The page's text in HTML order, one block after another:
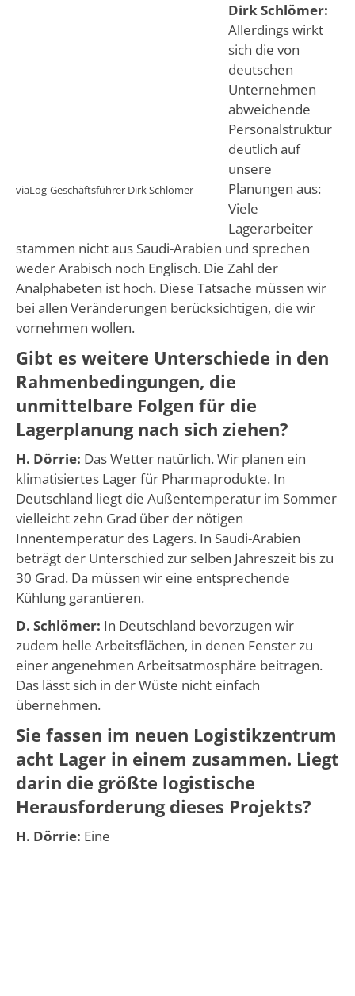
viaLog-Geschäftsführer Dirk Schlömer
Dirk Schlömer:
Allerdings wirkt
sich die von
deutschen
Unternehmen
abweichende
Personalstruktur
deutlich auf
unsere
Planungen aus:
Viele
Lagerarbeiter
stammen nicht aus Saudi-Arabien und sprechen
weder Arabisch noch Englisch. Die Zahl der
Analphabeten ist hoch. Diese Tatsache müssen wir
bei allen Veränderungen berücksichtigen, die wir
vornehmen wollen.
Gibt es weitere Unterschiede in den
Rahmenbedingungen, die
unmittelbare Folgen für die
Lagerplanung nach sich ziehen?
H. Dörrie: Das Wetter natürlich. Wir planen ein
klimatisiertes Lager für Pharmaprodukte. In
Deutschland liegt die Außentemperatur im Sommer
vielleicht zehn Grad über der nötigen
Innentemperatur des Lagers. In Saudi-Arabien
beträgt der Unterschied zur selben Jahreszeit bis zu
30 Grad. Da müssen wir eine entsprechende
Kühlung garantieren.
D. Schlömer: In Deutschland bevorzugen wir
zudem helle Arbeitsflächen, in denen Fenster zu
einer angenehmen Arbeitsatmosphäre beitragen.
Das lässt sich in der Wüste nicht einfach
übernehmen.
Sie fassen im neuen Logistikzentrum
acht Lager in einem zusammen. Liegt
darin die größte logistische
Herausforderung dieses Projekts?
H. Dörrie: Eine